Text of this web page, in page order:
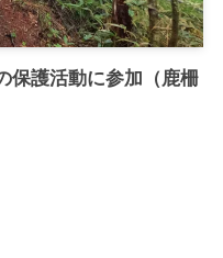
保護活動に参加（鹿柵